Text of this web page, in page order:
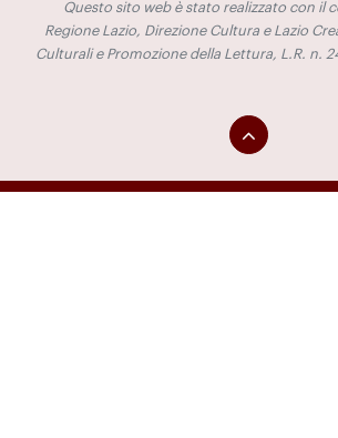
Questo sito web è stato realizzato con il
Regione Lazio, Direzione Cultura e Lazio
Culturali e Promozione della Lettura, L.R. n.